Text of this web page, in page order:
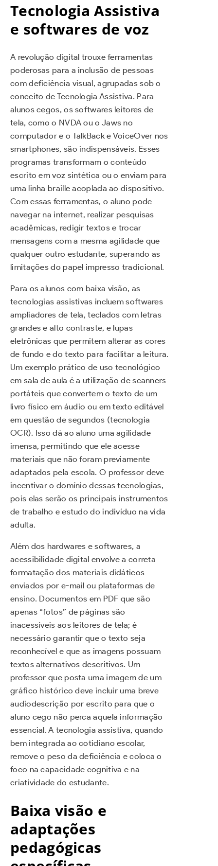
Tecnologia Assistiva
e softwares de voz
A revolução digital trouxe ferramentas
poderosas para a inclusão de pessoas
com deficiência visual, agrupadas sob o
conceito de Tecnologia Assistiva. Para
alunos cegos, os softwares leitores de
tela, como o NVDA ou o Jaws no
computador e o TalkBack e VoiceOver nos
smartphones, são indispensáveis. Esses
programas transformam o conteúdo
escrito em voz sintética ou o enviam para
uma linha braille acoplada ao dispositivo.
Com essas ferramentas, o aluno pode
navegar na internet, realizar pesquisas
acadêmicas, redigir textos e trocar
mensagens com a mesma agilidade que
qualquer outro estudante, superando as
limitações do papel impresso tradicional.
Para os alunos com baixa visão, as
tecnologias assistivas incluem softwares
ampliadores de tela, teclados com letras
grandes e alto contraste, e lupas
eletrônicas que permitem alterar as cores
de fundo e do texto para facilitar a leitura.
Um exemplo prático de uso tecnológico
em sala de aula é a utilização de scanners
portáteis que convertem o texto de um
livro físico em áudio ou em texto editável
em questão de segundos (tecnologia
OCR). Isso dá ao aluno uma agilidade
imensa, permitindo que ele acesse
materiais que não foram previamente
adaptados pela escola. O professor deve
incentivar o domínio dessas tecnologias,
pois elas serão os principais instrumentos
de trabalho e estudo do indivíduo na vida
adulta.
Além dos hardwares e softwares, a
acessibilidade digital envolve a correta
formatação dos materiais didáticos
enviados por e-mail ou plataformas de
ensino. Documentos em PDF que são
apenas “fotos” de páginas são
inacessíveis aos leitores de tela; é
necessário garantir que o texto seja
reconhecível e que as imagens possuam
textos alternativos descritivos. Um
professor que posta uma imagem de um
gráfico histórico deve incluir uma breve
audiodescrição por escrito para que o
aluno cego não perca aquela informação
essencial. A tecnologia assistiva, quando
bem integrada ao cotidiano escolar,
remove o peso da deficiência e coloca o
foco na capacidade cognitiva e na
criatividade do estudante.
Baixa visão e
adaptações
pedagógicas